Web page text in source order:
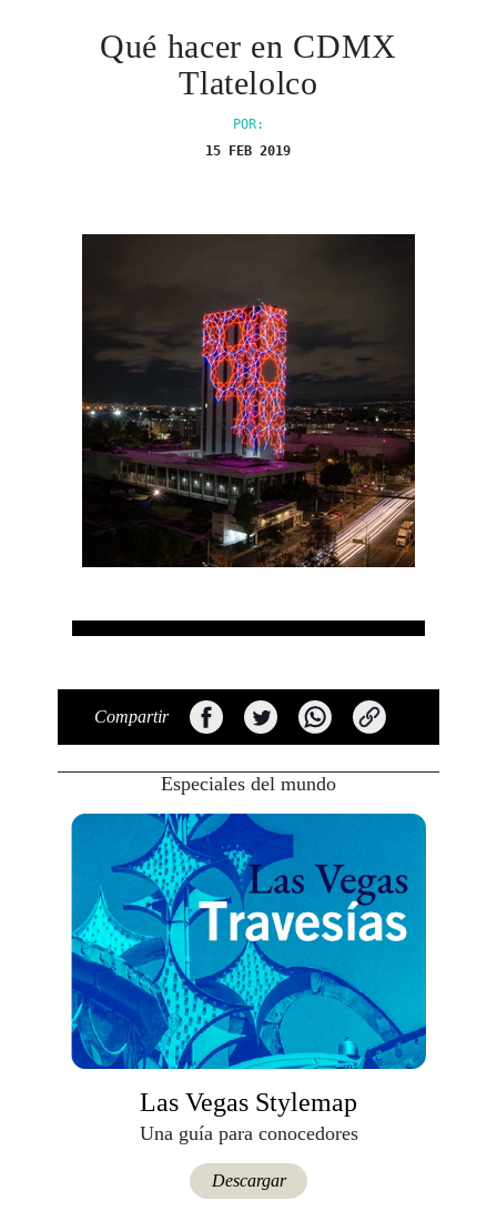
Qué hacer en CDMX
Tlatelolco
POR:
15 FEB 2019
Compartir
Especiales del mundo
Las Vegas Stylemap
Una guía para conocedores
Descargar